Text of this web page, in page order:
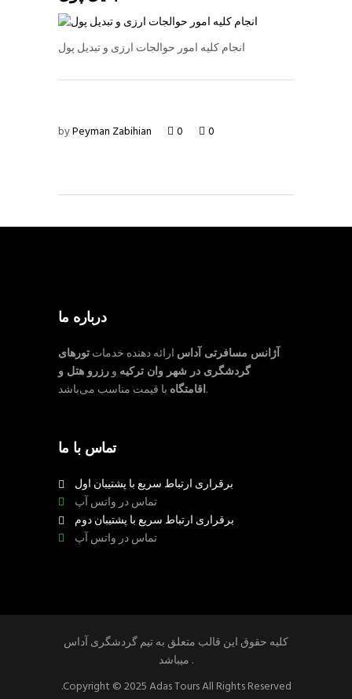
انجام کلیه امور حوالجات ارزی و تبدیل پول
byPeyman Zabihian 0 0
درباره ما
آژانس مسافرتی آداس ارائه دهنده خدماتتورهای
گردشگری در شهر وان ترکیه ورزرو هتل و
اقامتگاهبا قیمت مناسب می‌باشد.
تماس با ما
برقراری ارتباط سریع با پشتیبان اول
تماس در واتس آپ
برقراری ارتباط سریع با پشتیبان دوم
تماس در واتس آپ
کلیه حقوق این قالب متعلق به تیم گردشگری آداس
میباشد .
.Copyright © 2025 Adas Tours All Rights Reserved